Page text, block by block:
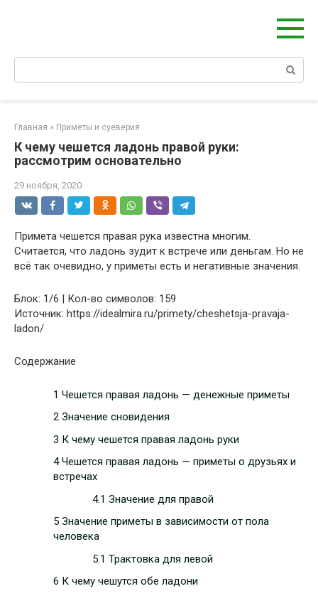
Главная » Приметы и суеверия
К чему чешется ладонь правой руки:
рассмотрим основательно
29 ноября, 2020
Примета чешется правая рука известна многим.
Считается, что ладонь зудит к встрече или деньгам. Но не
всё так очевидно, у приметы есть и негативные значения.
Блок: 1/6 | Кол-во символов: 159
Источник: https://idealmira.ru/primety/cheshetsja-pravaja-
ladon/
Содержание
1 Чешется правая ладонь — денежные приметы
2 Значение сновидения
3 К чему чешется правая ладонь руки
4 Чешется правая ладонь — приметы о друзьях и
встречах
4.1 Значение для правой
5 Значение приметы в зависимости от пола
человека
5.1 Трактовка для левой
6 К чему чешутся обе ладони